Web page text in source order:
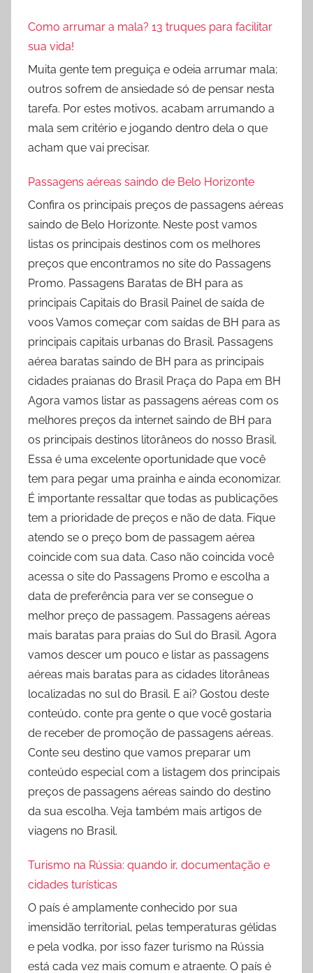
Como arrumar a mala? 13 truques para facilitar
sua vida!
Muita gente tem preguiça e odeia arrumar mala;
outros sofrem de ansiedade só de pensar nesta
tarefa. Por estes motivos, acabam arrumando a
mala sem critério e jogando dentro dela o que
acham que vai precisar.
Passagens aéreas saindo de Belo Horizonte
Confira os principais preços de passagens aéreas
saindo de Belo Horizonte. Neste post vamos
listas os principais destinos com os melhores
preços que encontramos no site do Passagens
Promo. Passagens Baratas de BH para as
principais Capitais do Brasil Painel de saída de
voos Vamos começar com saídas de BH para as
principais capitais urbanas do Brasil. Passagens
aérea baratas saindo de BH para as principais
cidades praianas do Brasil Praça do Papa em BH
Agora vamos listar as passagens aéreas com os
melhores preços da internet saindo de BH para
os principais destinos litorâneos do nosso Brasil.
Essa é uma excelente oportunidade que você
tem para pegar uma prainha e ainda economizar.
É importante ressaltar que todas as publicações
tem a prioridade de preços e não de data. Fique
atendo se o preço bom de passagem aérea
coincide com sua data. Caso não coincida você
acessa o site do Passagens Promo e escolha a
data de preferência para ver se consegue o
melhor preço de passagem. Passagens aéreas
mais baratas para praias do Sul do Brasil. Agora
vamos descer um pouco e listar as passagens
aéreas mais baratas para as cidades litorâneas
localizadas no sul do Brasil. E ai? Gostou deste
conteúdo, conte pra gente o que você gostaria
de receber de promoção de passagens aéreas.
Conte seu destino que vamos preparar um
conteúdo especial com a listagem dos principais
preços de passagens aéreas saindo do destino
da sua escolha. Veja também mais artigos de
viagens no Brasil.
Turismo na Rússia: quando ir, documentação e
cidades turísticas
O país é amplamente conhecido por sua
imensidão territorial, pelas temperaturas gélidas
e pela vodka, por isso fazer turismo na Rússia
está cada vez mais comum e atraente. O país é